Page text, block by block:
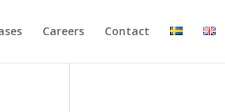
Careers Contact